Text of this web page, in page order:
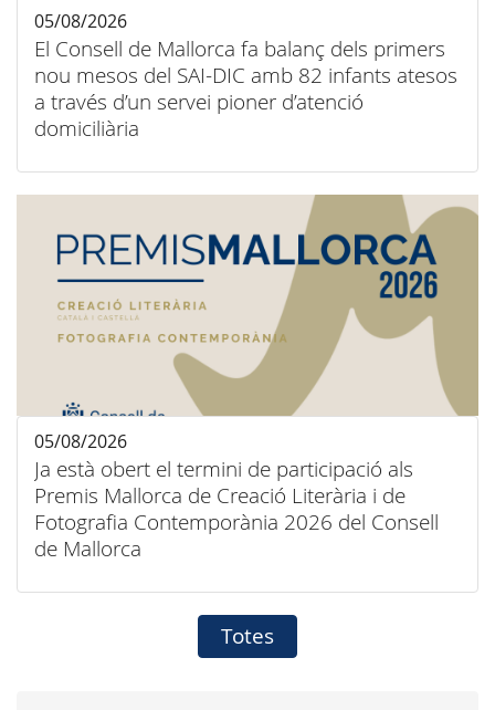
El Consell de Mallorca fa balanç dels primers
nou mesos del SAI-DIC amb 82 infants atesos
a través d’un servei pioner d’atenció
domiciliària
05/08/2026
Ja està obert el termini de participació als
Premis Mallorca de Creació Literària i de
Fotografia Contemporània 2026 del Consell
de Mallorca
05/08/2026
Totes